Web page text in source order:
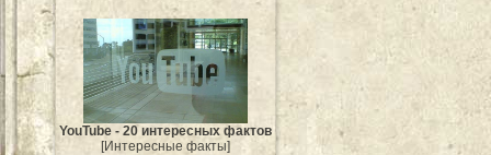
YouTube - 20 интересных фактов
[Интересные факты]